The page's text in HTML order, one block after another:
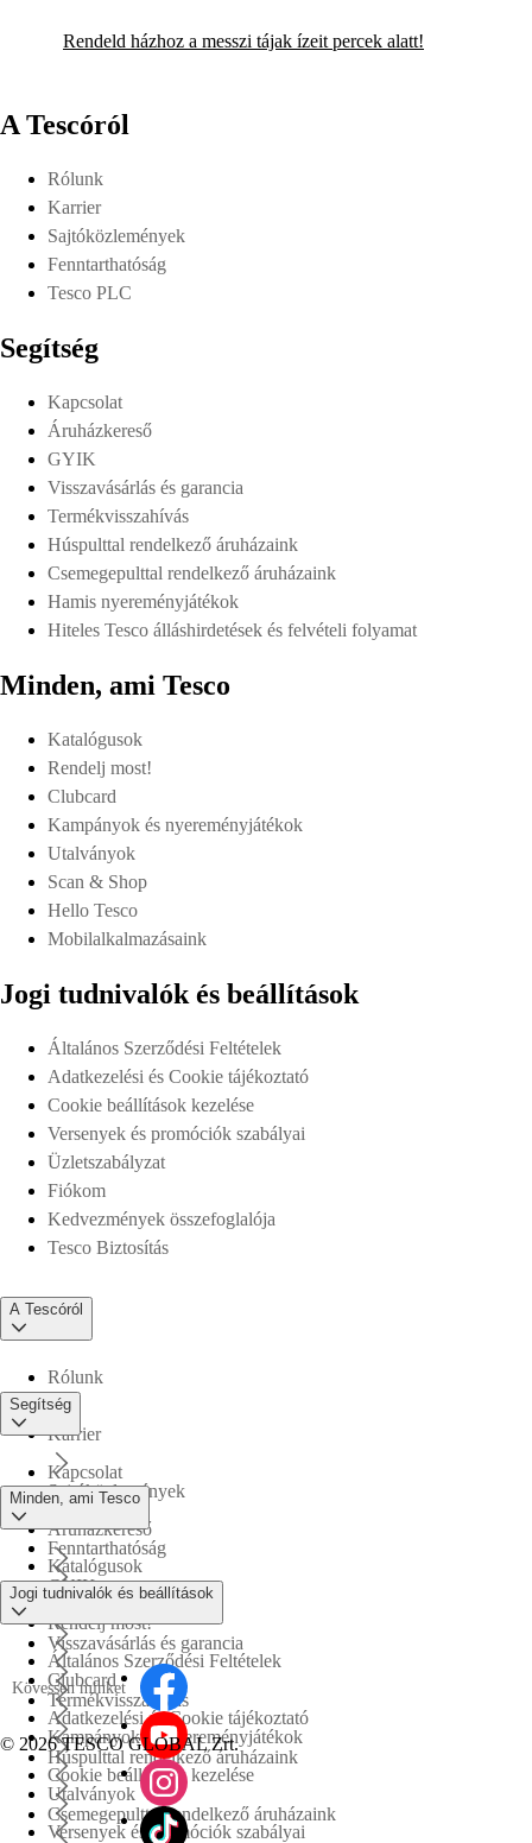
Rendeld házhoz a messzi tájak ízeit percek alatt!
A Tescóról
Rólunk
Karrier
Sajtóközlemények
Fenntarthatóság
Tesco PLC
Segítség
Kapcsolat
Áruházkereső
GYIK
Visszavásárlás és garancia
Termékvisszahívás
Húspulttal rendelkező áruházaink
Csemegepulttal rendelkező áruházaink
Hamis nyereményjátékok
Hiteles Tesco álláshirdetések és felvételi folyamat
Minden, ami Tesco
Katalógusok
Rendelj most!
Clubcard
Kampányok és nyereményjátékok
Utalványok
Scan & Shop
Hello Tesco
Mobilalkalmazásaink
Jogi tudnivalók és beállítások
Általános Szerződési Feltételek
Adatkezelési és Cookie tájékoztató
Cookie beállítások kezelése
Versenyek és promóciók szabályai
Üzletszabályzat
Fiókom
Kedvezmények összefoglalója
Tesco Biztosítás
A Tescóról
Rólunk
Karrier
Sajtóközlemények
Fenntarthatóság
Tesco PLC
Segítség
Kapcsolat
Áruházkereső
GYIK
Visszavásárlás és garancia
Termékvisszahívás
Húspulttal rendelkező áruházaink
Csemegepulttal rendelkező áruházaink
Minden, ami Tesco
Katalógusok
Rendelj most!
Clubcard
Kampányok és nyereményjátékok
Utalványok
Jogi tudnivalók és beállítások
Általános Szerződési Feltételek
Adatkezelési és Cookie tájékoztató
Cookie beállítások kezelése
Versenyek és promóciók szabályai
Kövessen minket
© 2026 TESCO GLOBAL Zrt.